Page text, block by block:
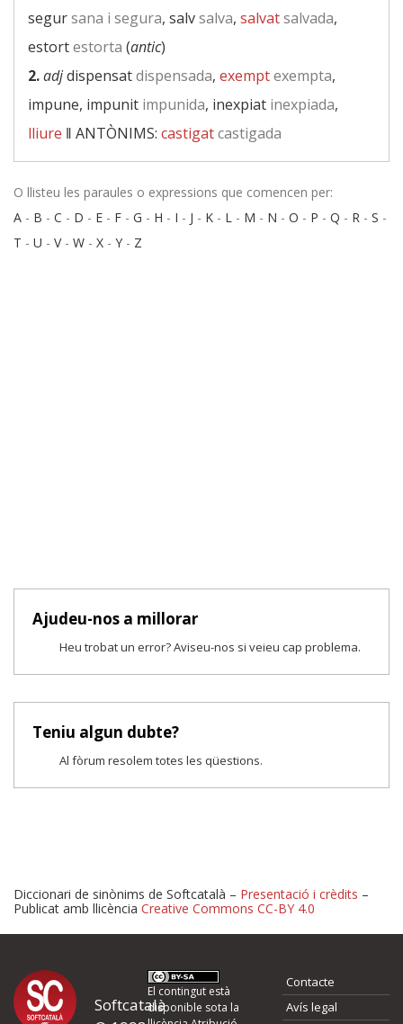
segursana i segura, salvsalva, salvatsalvada,
estortestorta (antic)
2.adjdispensatdispensada, exemptexempta,
impune, impunit impunida, inexpiat inexpiada,
lliure ‖ ANTÒNIMS: castigatcastigada
O llisteu les paraules o expressions que comencen per:
A - B - C - D - E - F - G - H - I - J - K - L - M - N - O - P - Q - R - S -
T - U - V- W - X - Y - Z
Ajudeu-nos a millorar
Heu trobat un error? Aviseu-nos si veieu cap problema.
Teniu algun dubte?
Al fòrum resolem totes les qüestions.
Proposeu-nos millores o
d'errors
Diccionari de sinònims de Softcatalà – Presentació i crèdits –
Publicat amb llicència Creative Commons CC-BY 4.0
Softcatalà
El contingut està
disponible sota la
Contacte
Avís legal